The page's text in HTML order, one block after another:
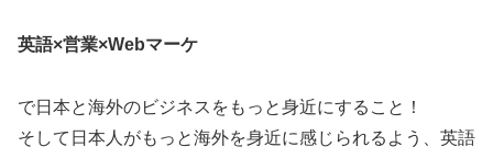
英語×営業×Webマーケ
で日本と海外のビジネスをもっと身近にすること！
そして日本人がもっと海外を身近に感じられるよう、英語